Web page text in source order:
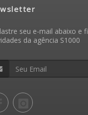
seu e-mail abaixo e
da agência S1000